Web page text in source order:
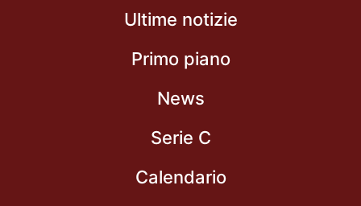
Ultime notizie
Primo piano
News
Serie C
Calendario